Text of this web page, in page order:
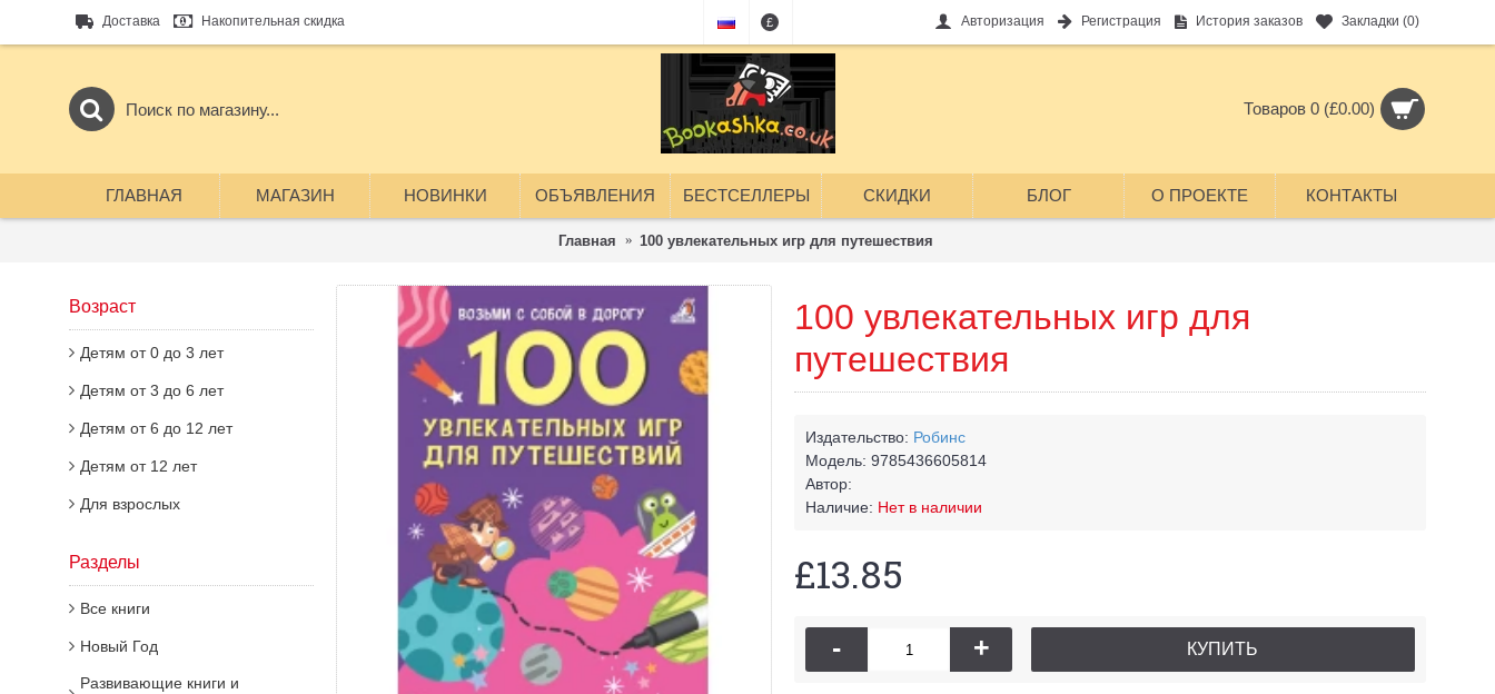
Доставка Накопительная скидка £ Авторизация Регистрация История заказов Закладки (0)
Товаров 0 (£0.00)
ГЛАВНАЯ МАГАЗИН НОВИНКИ ОБЪЯВЛЕНИЯ БЕСТСЕЛЛЕРЫ СКИДКИ БЛОГ О ПРОЕКТЕ КОНТАКТЫ
Главная 100 увлекательных игр для путешествия
Возраст
Детям от 0 до 3 лет
Детям от 3 до 6 лет
Детям от 6 до 12 лет
Детям от 12 лет
Для взрослых
Разделы
Все книги
Новый Год
Развивающие книги и
100 увлекательных игр для
путешествия
Издательство: Робинс
Модель: 9785436605814
Автор:
Наличие: Нет в наличии
£13.85
- + КУПИТЬ